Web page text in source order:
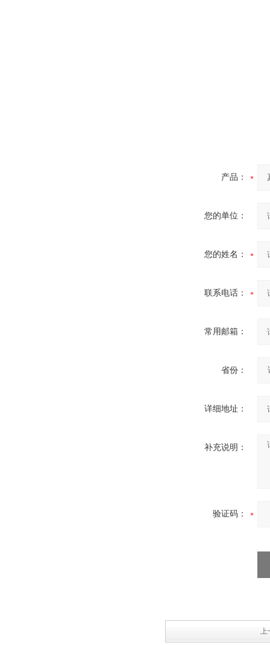
产品：
您的单位：
您的姓名：
联系电话：
常用邮箱：
省份：
详细地址：
补充说明：
验证码：
上